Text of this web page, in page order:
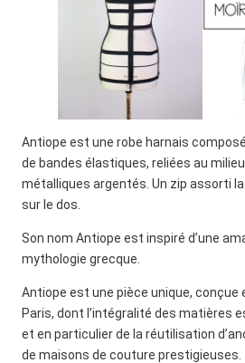
Antiope est une robe harnais
de bandes élastiques, reliées au
métalliques argentés. Un zip assorti
sur le dos.
Son nom Antiope est inspiré d’une
mythologie grecque.
Antiope est une pièce unique, conçue
Paris, dont l’intégralité des matières
et en particulier de la réutilisation
de maisons de couture prestigieuses.